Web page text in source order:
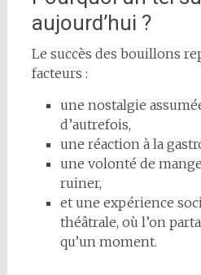
aujourd’hui ?
Le succès des bouillons
facteurs :
une nostalgie
d’autrefois,
une réaction à la
une volonté de
ruiner,
et une expérience
théâtrale, où l’on
qu’un moment.